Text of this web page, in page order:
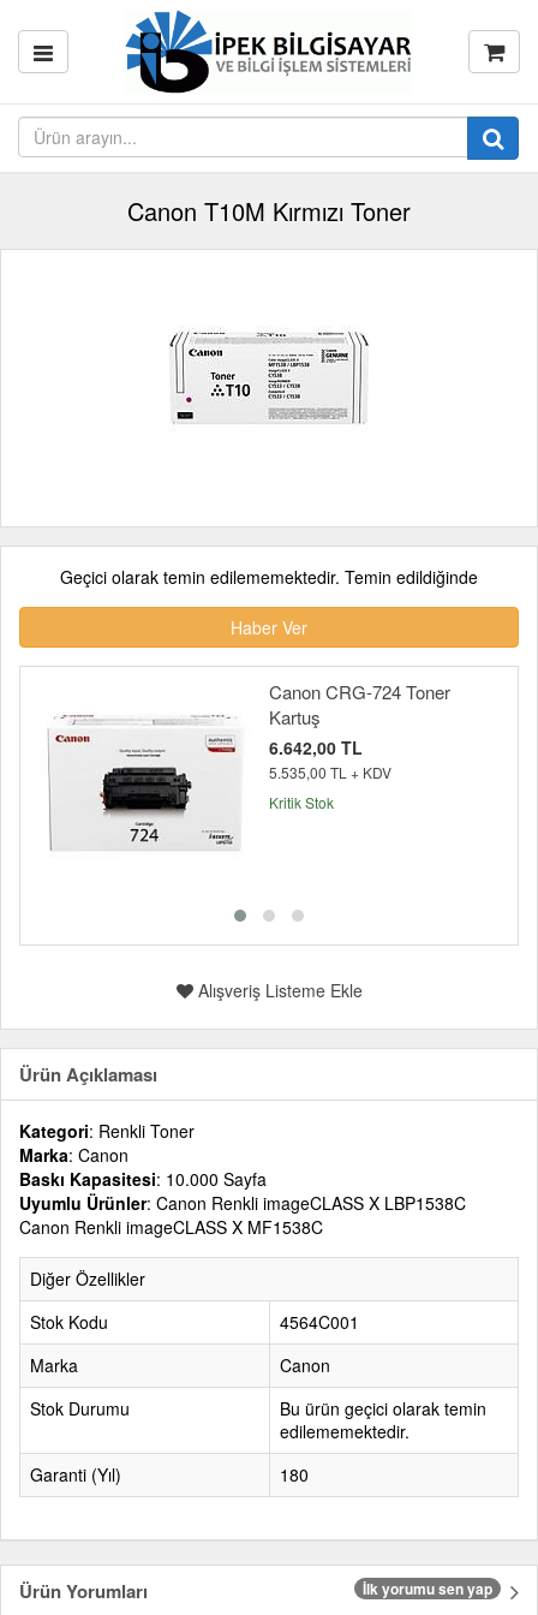
Canon T10M Kırmızı Toner
Geçici olarak temin edilememektedir. Temin edildiğinde
Haber Ver
Canon CRG-724 Toner
Kartuş
6.642,00 TL
5.535,00 TL + KDV
Kritik Stok
Alışveriş Listeme Ekle
Ürün Açıklaması
Kategori: Renkli Toner
Marka: Canon
Baskı Kapasitesi: 10.000 Sayfa
Uyumlu Ürünler: Canon Renkli imageCLASS X LBP1538C
Canon Renkli imageCLASS X MF1538C
Diğer Özellikler
Stok Kodu
4564C001
Marka
Canon
Stok Durumu
Bu ürün geçici olarak temin
edilememektedir.
Garanti (Yıl)
180
Ürün Yorumları İlk yorumu sen yap